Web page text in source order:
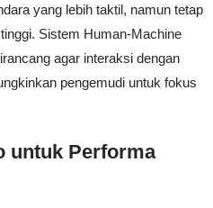
yang lebih taktil, namun tetap
Sistem Human-Machine
agar interaksi dengan
pengemudi untuk fokus
untuk Performa